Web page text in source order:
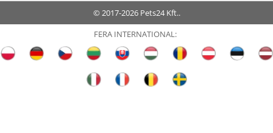
© 2017-2026 Pets24 Kft..
FERA INTERNATIONAL: